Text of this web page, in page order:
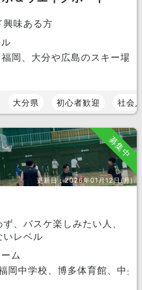
興味ある方
岡、大分や広島のスキー場
大分県 初心者歓迎 社会
募集中
更新日：2026年01月12日(月)
、バスケ楽しみたい人、
いレベル
ム
岡中学校、博多体育館、中央